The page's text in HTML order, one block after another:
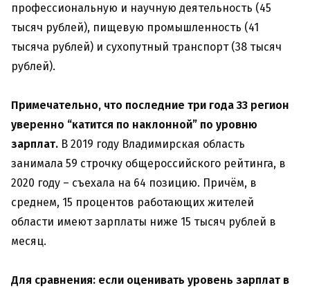
профессиональную и научную деятельность (45
тысяч рублей), пищевую промышленность (41
тысяча рублей) и сухопутный транспорт (38 тысяч
рублей).
Примечательно, что последние три года 33 регион
уверенно “катится по наклонной” по уровню
зарплат. В 2019 году Владимирская область
занимала 59 строчку общероссийского рейтинга, в
2020 году – съехала на 64 позицию. Причём, в
среднем, 15 процентов работающих жителей
области имеют зарплаты ниже 15 тысяч рублей в
месяц.
Для сравнения: если оценивать уровень зарплат в